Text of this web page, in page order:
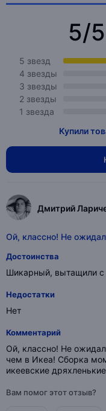
5/5
5 звезд
4 звезды
3 звезды
2 звезды
1 звезда
Купили
Дмитрий
Ой, классно! Не
Достоинства
Шикарный, вытащили с
Недостатки
Нет
Комментарий
Ой, классно! Не
чем в Икеа! Сборка
икеевские
Вам помог этот отзыв?